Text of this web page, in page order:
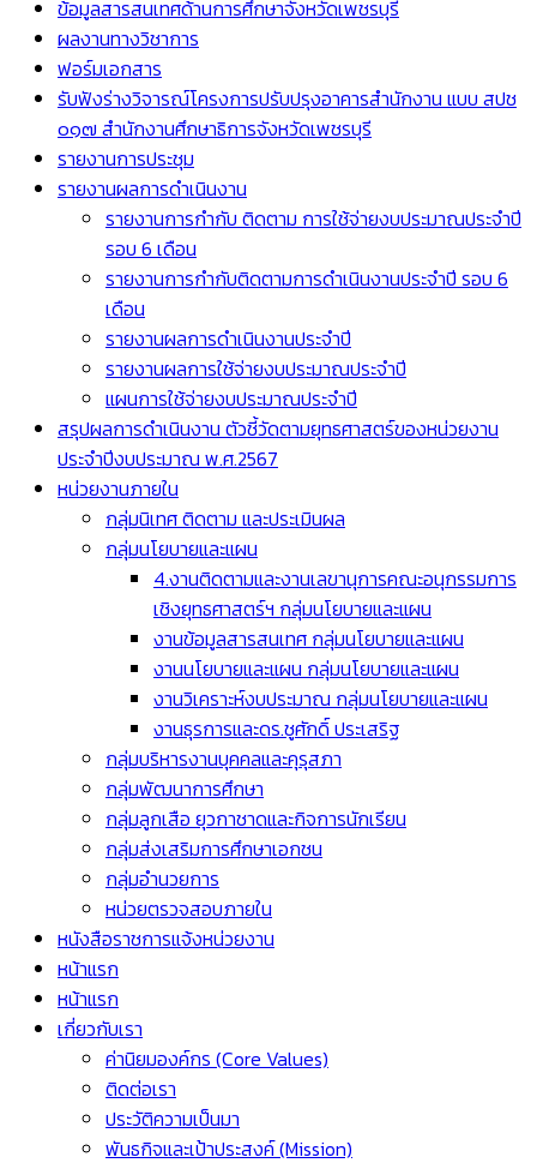
ข้อมูลสารสนเทศด้านการศึกษาจังหวัดเพชรบุรี
ผลงานทางวิชาการ
ฟอร์มเอกสาร
รับฟังร่างวิจารณ์โครงการปรับปรุงอาคารสำนักงาน แบบ สปช
๐๑๗ สำนักงานศึกษาธิการจังหวัดเพชรบุรี
รายงานการประชุม
รายงานผลการดำเนินงาน
รายงานการกำกับ ติดตาม การใช้จ่ายงบประมาณประจำปี
รอบ 6 เดือน
รายงานการกำกับติดตามการดำเนินงานประจำปี รอบ 6
เดือน
รายงานผลการดำเนินงานประจำปี
รายงานผลการใช้จ่ายงบประมาณประจำปี
แผนการใช้จ่ายงบประมาณประจำปี
สรุปผลการดำเนินงาน ตัวชี้วัดตามยุทธศาสตร์ของหน่วยงาน
ประจำปีงบประมาณ พ.ศ.2567
หน่วยงานภายใน
กลุ่มนิเทศ ติดตาม และประเมินผล
กลุ่มนโยบายและแผน
4.งานติดตามและงานเลขานุการคณะอนุกรรมการ
เชิงยุทธศาสตร์ฯ กลุ่มนโยบายและแผน
งานข้อมูลสารสนเทศ กลุ่มนโยบายและแผน
งานนโยบายและแผน กลุ่มนโยบายและแผน
งานวิเคราะห์งบประมาณ กลุ่มนโยบายและแผน
งานธุรการและดร.ชูศักดิ์ ประเสริฐ
กลุ่มบริหารงานบุคคลและคุรุสภา
กลุ่มพัฒนาการศึกษา
กลุ่มลูกเสือ ยุวกาชาดและกิจการนักเรียน
กลุ่มส่งเสริมการศึกษาเอกชน
กลุ่มอำนวยการ
หน่วยตรวจสอบภายใน
หนังสือราชการแจ้งหน่วยงาน
หน้าแรก
หน้าแรก
เกี่ยวกับเรา
ค่านิยมองค์กร (Core Values)
ติดต่อเรา
ประวัติความเป็นมา
พันธกิจและเป้าประสงค์ (Mission)